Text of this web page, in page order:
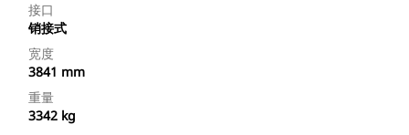
接口
销接式
宽度
3841 mm
重量
3342 kg